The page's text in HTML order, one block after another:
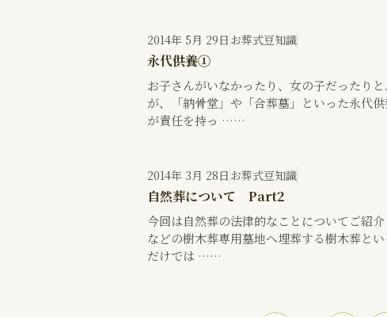
2014年 5月 29日 お葬式豆知識
永代供養①
お子さんがいなかったり、女の子だったり
が、「納骨堂」や「合葬墓」といった永代
が責任を持っ ……
2014年 3月 28日 お葬式豆知識
自然葬について Part2
今回は自然葬の法律的なことについてご紹
などの樹木葬専用墓地へ埋葬する樹木葬と
だけでは ……